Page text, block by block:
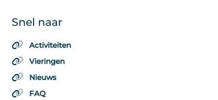
Snel naar
Activiteiten
Vieringen
Nieuws
FAQ